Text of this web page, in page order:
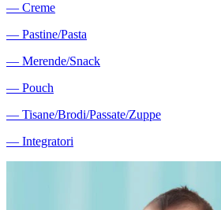
― Creme
― Pastine/Pasta
― Merende/Snack
― Pouch
― Tisane/Brodi/Passate/Zuppe
― Integratori